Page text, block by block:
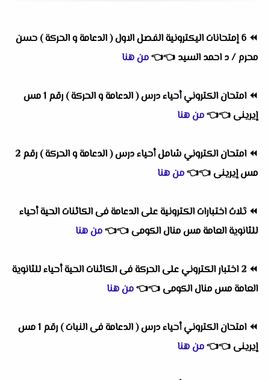
⏪
6 إمتحانات اليكترونية الفصل الاول ( الدعامة و الحركة ) حسن
محرم / د احمد السيد 👈
👈من هنا
⏪
امتحان الكتروني أحياء درس ( الدعامة و الحركة ) رقم 1 مس
إيرينى👈
👈من هنا
⏪
امتحان الكتروني شامل أحياء درس ( الدعامة و الحركة ) رقم 2
مس إيرينى👈
👈من هنا
⏪ ثلاث اختبارات الكترونية على الدعامة فى الكائنات الحية أحياء
للثانوية العامة مس منال الكومى👈
👈من هنا
⏪
2 اختبار الكتروني على الحركة فى الكائنات الحية أحياء للثانوية
العامة مس منال الكومى👈
👈من هنا
⏪
امتحان الكتروني أحياء درس ( الدعامة فى النبات ) رقم 1 مس
إيرينى👈
👈من هنا